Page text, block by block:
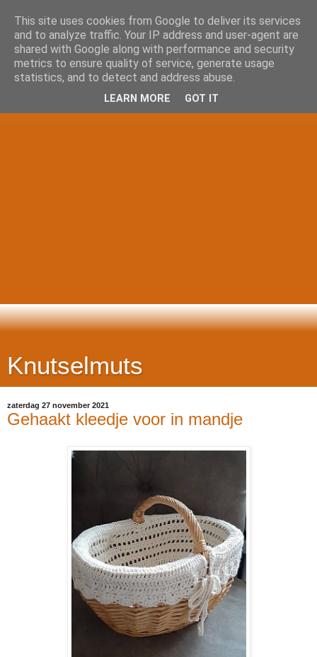
Knutselmuts
zaterdag 27 november 2021
Gehaakt kleedje voor in mandje
This site uses cookies from Google to deliver its services
and to analyze traffic. Your IP address and user-agent are
shared with Google along with performance and security
metrics to ensure quality of service, generate usage
statistics, and to detect and address abuse.
LEARN MORE GOT IT